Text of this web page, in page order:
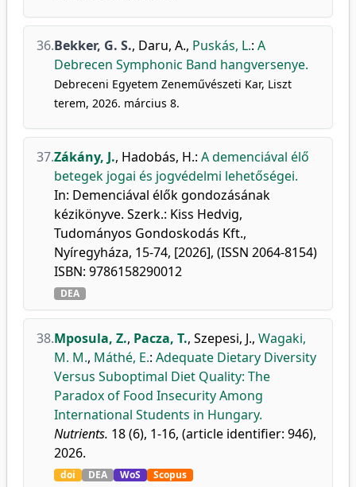
36.Bekker, G. S., Daru, A., Puskás, L.: A
Debrecen Symphonic Band hangversenye.
Debreceni Egyetem Zeneművészeti Kar, Liszt
terem, 2026. március 8.
37.Zákány, J., Hadobás, H.: A demenciával élő
betegek jogai és jogvédelmi lehetőségei.
In: Demenciával élők gondozásának
kézikönyve. Szerk.: Kiss Hedvig,
Tudományos Gondoskodás Kft.,
Nyíregyháza, 15-74, [2026], (ISSN 2064-8154)
ISBN: 9786158290012
DEA
38.Mposula, Z., Pacza, T., Szepesi, J., Wagaki,
M. M., Máthé, E.: Adequate Dietary Diversity
Versus Suboptimal Diet Quality: The
Paradox of Food Insecurity Among
International Students in Hungary.
Nutrients. 18 (6), 1-16, (article identifier: 946),
2026.
doi DEA WoS Scopus